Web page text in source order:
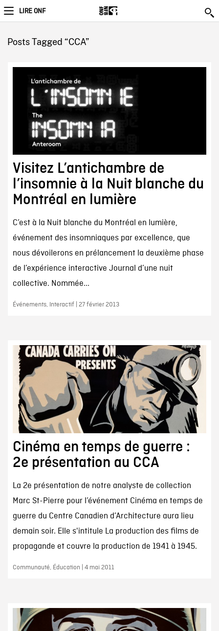
LIRE ONF
Posts Tagged “CCA”
Visitez L’antichambre de
l’insomnie à la Nuit blanche du
Montréal en lumière
C’est à la Nuit blanche du Montréal en lumière,
événement des insomniaques par excellence, que
nous dévoilerons en prélancement la deuxième phase
de l’expérience interactive Journal d’une nuit
collective. Nommée...
Événements, Interactif | 27 février 2013
Cinéma en temps de guerre :
2e présentation au CCA
La 2e présentation de notre analyste de collection
Marc St-Pierre pour l’événement Cinéma en temps de
guerre du Centre Canadien d’Architecture aura lieu
demain soir. Elle s'intitule La production des films de
propagande et couvre la production de 1941 à 1945.
Communauté, Éducation | 4 mai 2011